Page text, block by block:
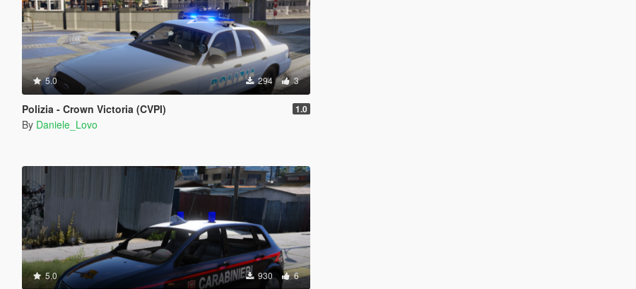
5.0 294 3
Polizia - Crown Victoria (CVPI) 1.0
By Daniele_Lovo
5.0 930 6